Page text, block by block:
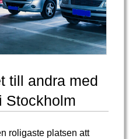
till andra med
Stockholm
roligaste platsen att